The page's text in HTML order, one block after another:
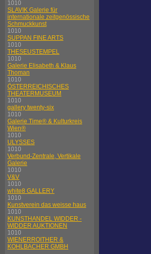
1010
SLAVIK Galerie für
internationale zeitgenössische
Schmuckkunst
1010
SUPPAN FINE ARTS
1010
THESEUSTEMPEL
1010
Galerie Elisabeth & Klaus
Thoman
1010
ÖSTERREICHISCHES
THEATERMUSEUM
1010
gallery twenty-six
1010
Galerie Time® & Kulturkreis
Wien®
1010
ULYSSES
1010
Verbund-Zentrale, Vertikale
Galerie
1010
V&V
1010
white8 GALLERY
1010
Kunstverein das weisse haus
1010
KUNSTHANDEL WIDDER -
WIDDER AUKTIONEN
1010
WIENERROITHER &
KOHLBACHER GMBH